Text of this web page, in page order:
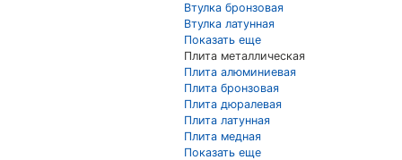
Втулка бронзовая
Втулка латунная
Показать еще
Плита металлическая
Плита алюминиевая
Плита бронзовая
Плита дюралевая
Плита латунная
Плита медная
Показать еще